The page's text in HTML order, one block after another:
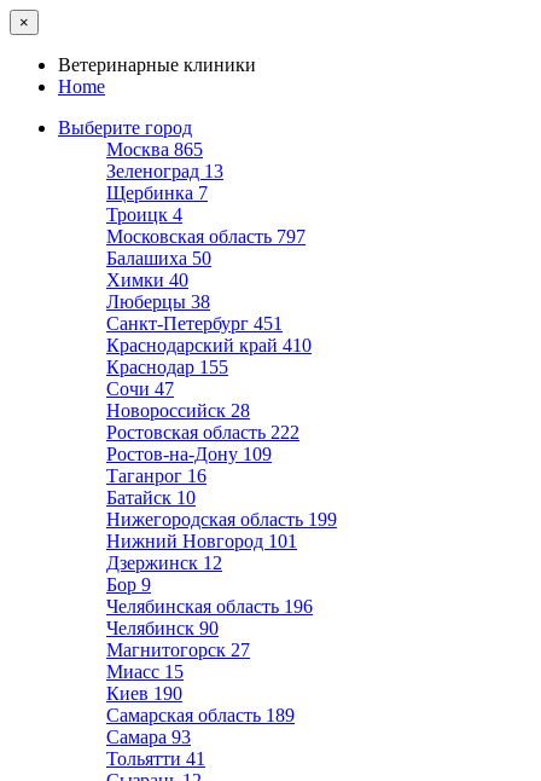
×
Ветеринарные клиники
Home
Выберите город
Москва 865
Зеленоград 13
Щербинка 7
Троицк 4
Московская область 797
Балашиха 50
Химки 40
Люберцы 38
Санкт-Петербург 451
Краснодарский край 410
Краснодар 155
Сочи 47
Новороссийск 28
Ростовская область 222
Ростов-на-Дону 109
Таганрог 16
Батайск 10
Нижегородская область 199
Нижний Новгород 101
Дзержинск 12
Бор 9
Челябинская область 196
Челябинск 90
Магнитогорск 27
Миасс 15
Киев 190
Самарская область 189
Самара 93
Тольятти 41